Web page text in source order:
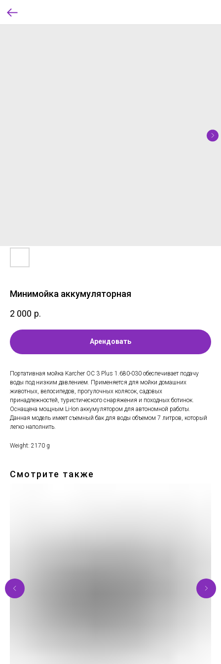
Минимойка аккумуляторная
2 000 р.
Арендовать
Портативная мойка Karcher OC 3 Plus 1.680-030 обеспечивает подачу
воды под низким давлением. Применяется для мойки домашних
животных, велосипедов, прогулочных колясок, садовых
принадлежностей, туристического снаряжения и походных ботинок.
Оснащена мощным Li-Ion аккумулятором для автономной работы.
Данная модель имеет съемный бак для воды объемом 7 литров, который
легко наполнить.
Weight: 2170 g
Смотрите также